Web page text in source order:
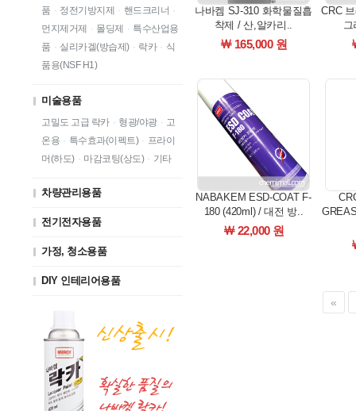
품 · 정전기방지제 · 핸드크리너 ·
먼지제거제
· 몰딩제 · 특수산업용
품 · 실리카겔(방습제) · 락카 · 식
품용(NSF H1)
미술용품
고밀도 고급 락카 · 형광/야광 · 고
온용 · 특수효과(이펙트) · 프라이
머(하도) · 마감코팅(상도) · 기타
차량관리용품
전기전자용품
가정, 청소용품
DIY 인테리어용품
나바켐 SJ-310 화학물질흡
착제 / 산,알카리..
￦ 165,000 원
CRC
그
NABAKEM ESD-COAT F-
180 (420ml) / 대전 방..
￦ 22,000 원